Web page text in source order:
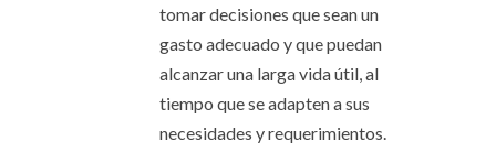
tomar decisiones que sean un
gasto adecuado y que puedan
alcanzar una larga vida útil, al
tiempo que se adapten a sus
necesidades y requerimientos.